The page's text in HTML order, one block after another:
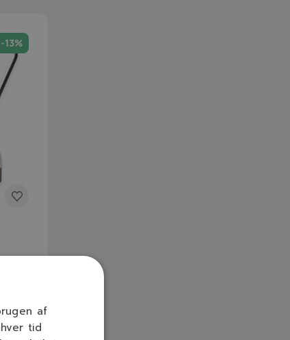
-13%
af
tid